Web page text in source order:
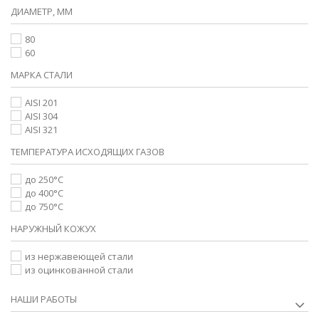
ДИАМЕТР, ММ
80
60
МАРКА СТАЛИ
AISI 201
AISI 304
AISI 321
ТЕМПЕРАТУРА ИСХОДЯЩИХ ГАЗОВ
до 250°С
до 400°С
до 750°С
НАРУЖНЫЙ КОЖУХ
из нержавеющей стали
из оцинкованной стали
НАШИ РАБОТЫ